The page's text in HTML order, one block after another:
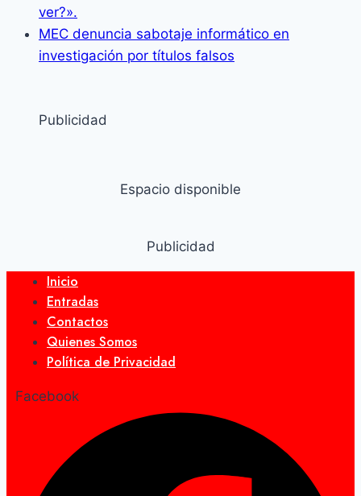
ver?».
MEC denuncia sabotaje informático en
investigación por títulos falsos
Publicidad
Espacio disponible
Publicidad
Inicio
Entradas
Contactos
Quienes Somos
Política de Privacidad
Facebook